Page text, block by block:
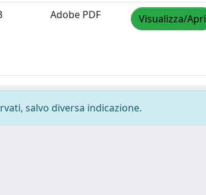
Adobe PDF Visualizza/Apri
salvo diversa indicazione.